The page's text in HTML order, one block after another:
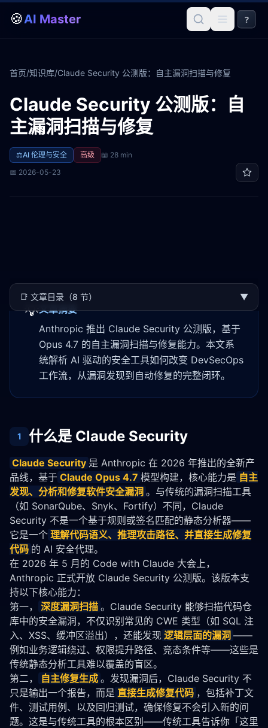
🍪AI Master ?
首页/知识库/Claude Security 公测版：自主漏洞扫描与修复
Claude Security 公测版：自
主漏洞扫描与修复
⚖️AI 伦理与安全 高级 📖 28 min
📅 2026-05-23
📑 文章目录（8 节） ▼
💡文章摘要
Anthropic 推出 Claude Security 公测版，基于
Opus 4.7 的自主漏洞扫描与修复能力。本文系
统解析 AI 驱动的安全工具如何改变 DevSecOps
工作流，从漏洞发现到自动修复的完整闭环。
1 什么是 Claude Security
Claude Security 是 Anthropic 在 2026 年推出的全新产
品线，基于 Claude Opus 4.7 模型构建，核心能力是 自主
发现、分析和修复软件安全漏洞 。与传统的漏洞扫描工具
（如 SonarQube、Snyk、Fortify）不同，Claude
Security 不是一个基于规则或签名匹配的静态分析器——
它是一个 理解代码语义、推理攻击路径、并直接生成修复
代码 的 AI 安全代理。
在 2026 年 5 月的 Code with Claude 大会上，
Anthropic 正式开放 Claude Security 公测版。该版本支
持以下核心能力：
第一，
深度漏洞扫描 。Claude Security 能够扫描代码仓
库中的安全漏洞，不仅识别常见的 CWE 类型（如 SQL 注
入、XSS、缓冲区溢出），还能发现 逻辑层面的漏洞 ——
例如业务逻辑绕过、权限提升路径、竞态条件等——这些是
传统静态分析工具难以覆盖的盲区。
第二，
自主修复生成 。发现漏洞后，Claude Security 不
只是输出一个报告，而是 直接生成修复代码 ，包括补丁文
件、测试用例、以及回归测试，确保修复不会引入新的问
题。这是与传统工具的根本区别——传统工具告诉你「这里